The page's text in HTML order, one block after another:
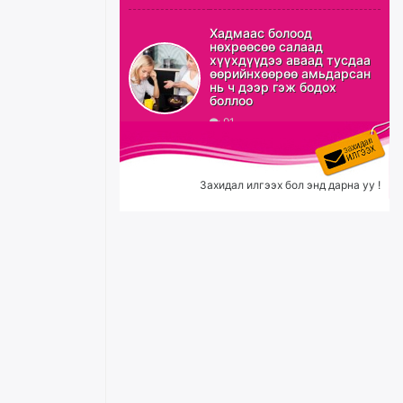
ХЗДХ-ын сайд С.Амарсайхан:
Авлигаар авсан хөрөнгийг
хурааж, нийгмийн сайн
сайхны хөгжилд зориулах
бөгөөд үүнийг хэд хэдэн эрх
бүхий байгууллагаас санал авна
өчигдѳр
Шатахууныг олдож байгаа
газраас нь л авч байна. Үнэ
тарифаас илүү хангамж дээр
анхаарч байна
Хадмаас болоод
нөхрөөсөө салаад
хүүхдүүдээ аваад тусдаа
өөрийнхөөрөө амьдарсан
нь ч дээр гэж бодох
боллоо
91
Захидал илгээх бол энд дарна уу !